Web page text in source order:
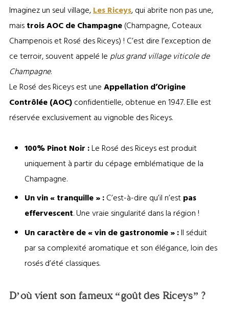
Imaginez un seul village,Les Riceys, qui abrite non pas une,
maistrois AOC de Champagne(Champagne, Coteaux
Champenois et Rosé des Riceys) ! C’est dire l’exception de
ce terroir, souvent appelé leplus grand village viticole de
Champagne.
Le Rosé des Riceys est uneAppellation d’Origine
Contrôlée (AOC)confidentielle, obtenue en 1947. Elle est
réservée exclusivement au vignoble des Riceys.
100% Pinot Noir :Le Rosé des Riceys est produit
uniquement à partir du cépage emblématique de la
Champagne.
Un vin « tranquille » :C’est-à-dire qu’il n’estpas
effervescent. Une vraie singularité dans la région !
Un caractère de « vin de gastronomie » :Il séduit
par sa complexité aromatique et son élégance, loin des
rosés d’été classiques.
D’où vient son fameux “goût des Riceys” ?